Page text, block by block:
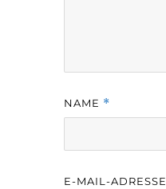
NAME *
E-MAIL-ADRESSE